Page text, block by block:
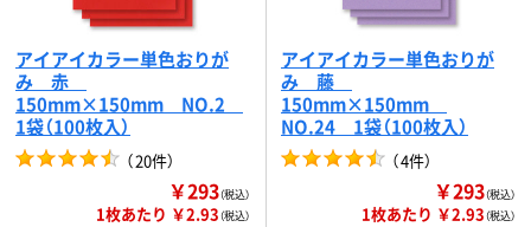
アイアイカラー単色おりが
み 赤
150mm×150mm NO.2
1袋（100枚入）
（20件）
￥293（税込）
1枚あたり ￥2.93（税込）
アイアイカラー単色おりが
み 藤
150mm×150mm
NO.24 1袋（100枚入）
（4件）
￥293（税込）
1枚あたり ￥2.93（税込）